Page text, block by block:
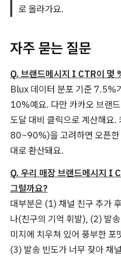
로 올라가요.
자주 묻는 질문
Q. 브랜드메시지 I CTR이 몇
Blux 데이터 분포 기준 7.5%
10%예요. 다만 카카오 브랜
도달 대비 클릭으로 계산해요.
80~90%)을 고려하면 오픈
대로 환산돼요.
Q. 우리 매장 브랜드메시지 I
그럴까요?
대부분은 (1) 채널 친구 추가
나(친구의 기억 휘발), (2) 발
미지에 치우쳐 있어 풍부한 포
(3) 발송 빈도가 너무 잦아 채